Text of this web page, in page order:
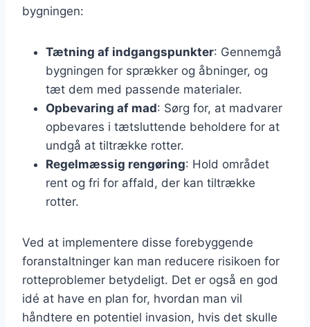
bygningen:
Tætning af indgangspunkter: Gennemgå
bygningen for sprækker og åbninger, og
tæt dem med passende materialer.
Opbevaring af mad: Sørg for, at madvarer
opbevares i tætsluttende beholdere for at
undgå at tiltrække rotter.
Regelmæssig rengøring: Hold området
rent og fri for affald, der kan tiltrække
rotter.
Ved at implementere disse forebyggende
foranstaltninger kan man reducere risikoen for
rotteproblemer betydeligt. Det er også en god
idé at have en plan for, hvordan man vil
håndtere en potentiel invasion, hvis det skulle